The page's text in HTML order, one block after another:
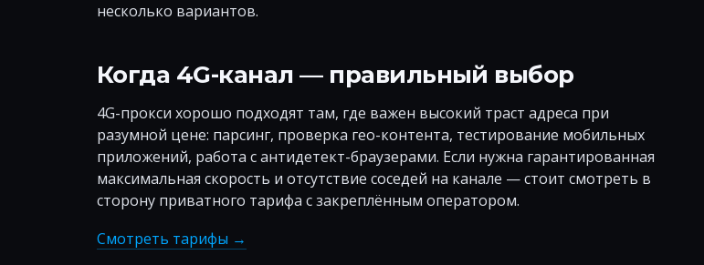
несколько вариантов.
Когда 4G-канал — правильный выбор
4G-прокси хорошо подходят там, где важен высокий траст адреса при
разумной цене: парсинг, проверка гео-контента, тестирование мобильных
приложений, работа с антидетект-браузерами. Если нужна гарантированная
максимальная скорость и отсутствие соседей на канале — стоит смотреть в
сторону приватного тарифа с закреплённым оператором.
Смотреть тарифы →